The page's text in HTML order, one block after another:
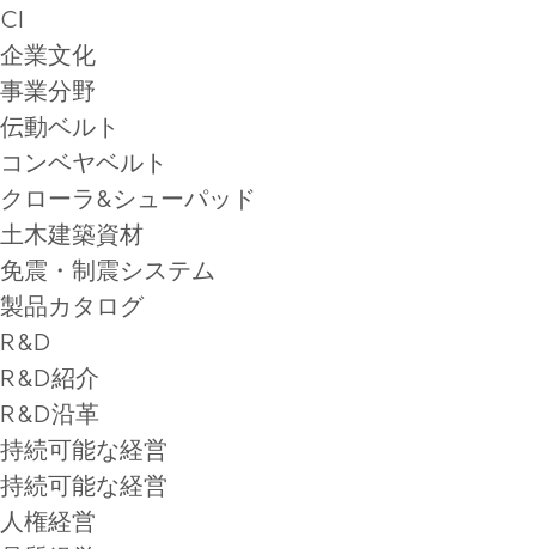
CI
企業文化
事業分野
伝動ベルト
コンベヤベルト
クローラ&シューパッド
土木建築資材
免震・制震システム
製品カタログ
R&D
R&D紹介
R&D沿革
持続可能な経営
持続可能な経営
人権経営